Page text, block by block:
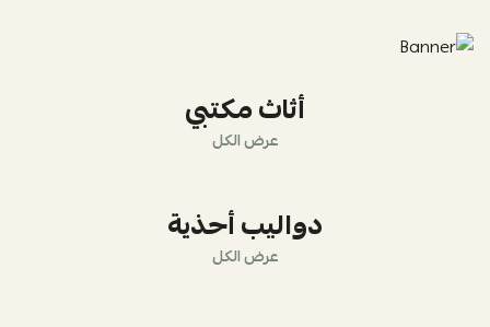
أثاث مكتبي
عرض الكل
دواليب أحذية
عرض الكل